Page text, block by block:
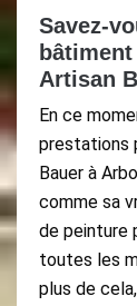
Savez-
Artisan
En ce
prestations
Bauer à
comme sa
de peinture
toutes les
plus de